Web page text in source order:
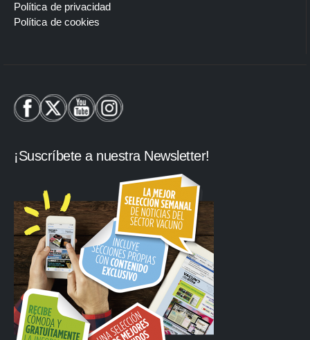
Política de privacidad
Política de cookies
¡Suscríbete a nuestra Newsletter!